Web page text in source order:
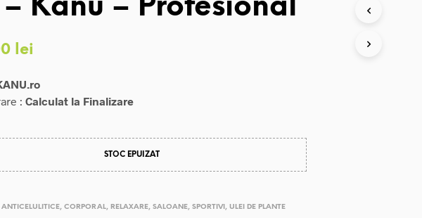
– Kanu – Profesional
lei
: Calculat la Finalizare
STOC EPUIZAT
ANTICELULITICE, CORPORAL, RELAXARE, SALOANE, SPORTIVI , ULEI DE PLANTE